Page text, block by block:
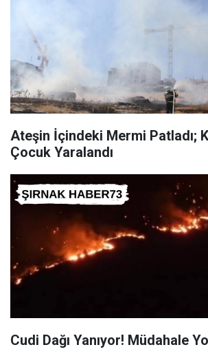
Ateşin İçindeki Mermi Patladı;
Çocuk Yaralandı
Cudi Dağı Yanıyor! Müdahale